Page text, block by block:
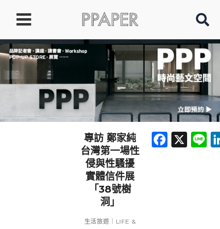
要
內
專訪 鄭家純
台灣第一場性
侵與性騷擾
實體信件展
「38號樹
洞」
生活旅遊｜LIFE &
X